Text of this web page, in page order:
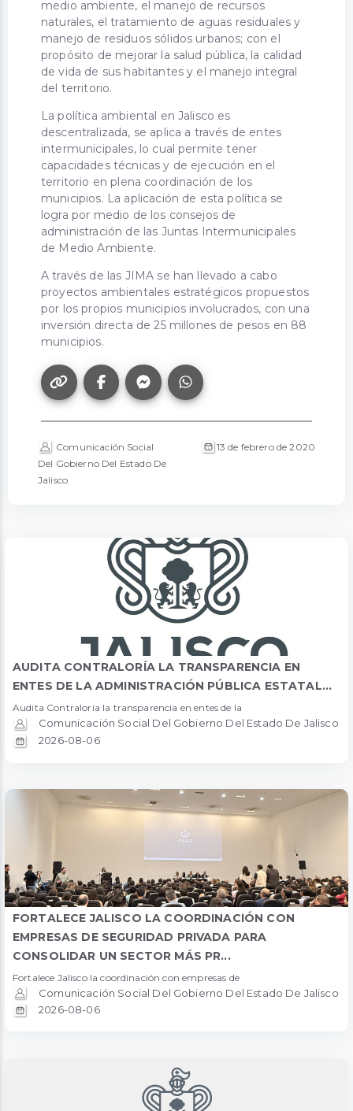
medio ambiente, el manejo de recursos
naturales, el tratamiento de aguas residuales y
manejo de residuos sólidos urbanos; con el
propósito de mejorar la salud pública, la calidad
de vida de sus habitantes y el manejo integral
del territorio.
La política ambiental en Jalisco es
descentralizada, se aplica a través de entes
intermunicipales, lo cual permite tener
capacidades técnicas y de ejecución en el
territorio en plena coordinación de los
municipios. La aplicación de esta política se
logra por medio de los consejos de
administración de las Juntas Intermunicipales
de Medio Ambiente.
A través de las JIMA se han llevado a cabo
proyectos ambientales estratégicos propuestos
por los propios municipios involucrados, con una
inversión directa de 25 millones de pesos en 88
municipios.
Comunicación Social
Del Gobierno Del Estado De
Jalisco
13 de febrero de 2020
AUDITA CONTRALORÍA LA TRANSPARENCIA EN
ENTES DE LA ADMINISTRACIÓN PÚBLICA ESTATAL...
Audita Contraloría la transparencia en entes de la
Comunicación Social Del Gobierno Del Estado De Jalisco
2026-08-06
FORTALECE JALISCO LA COORDINACIÓN CON
EMPRESAS DE SEGURIDAD PRIVADA PARA
CONSOLIDAR UN SECTOR MÁS PR...
Fortalece Jalisco la coordinación con empresas de
Comunicación Social Del Gobierno Del Estado De Jalisco
2026-08-06